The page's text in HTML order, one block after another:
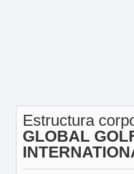
Estructura
GLOBAL